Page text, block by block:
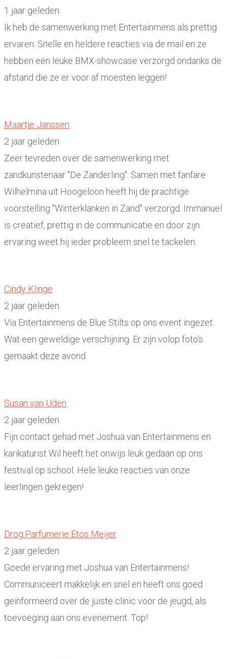
1 jaar geleden
Ik heb de samenwerking met Entertainmens als prettig
ervaren. Snelle en heldere reacties via de mail en ze
hebben een leuke BMX-showcase verzorgd ondanks de
afstand die ze er voor af moesten leggen!
Maartje Janssen
2 jaar geleden
Zeer tevreden over de samenwerking met
zandkunstenaar "De Zanderling". Samen met fanfare
Wilhelmina uit Hoogeloon heeft hij de prachtige
voorstelling "Winterklanken in Zand" verzorgd. Immanuel
is creatief, prettig in de communicatie en door zijn
ervaring weet hij ieder probleem snel te tackelen.
Cindy Klinge
2 jaar geleden
Via Entertainmens de Blue Stilts op ons event ingezet.
Wat een geweldige verschijning. Er zijn volop foto's
gemaakt deze avond.
Susan van Uden
2 jaar geleden
Fijn contact gehad met Joshua van Entertainmens en
karikaturist Wil heeft het onwijs leuk gedaan op ons
festival op school. Hele leuke reacties van onze
leerlingen gekregen!
Drog.Parfumerie Etos Meijer
2 jaar geleden
Goede ervaring met Joshua van Entertainmens!
Communiceert makkelijk en snel en heeft ons goed
geïnformeerd over de juiste clinic voor de jeugd, als
toevoeging aan ons evenement. Top!